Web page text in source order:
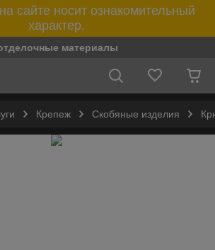
сайте носит ознакомительный
характер.
материалы
Крепеж Скобяные изделия